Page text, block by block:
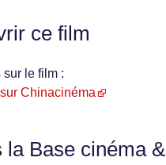
ce film
sur le film :
Chinacinéma
la Base cinéma &